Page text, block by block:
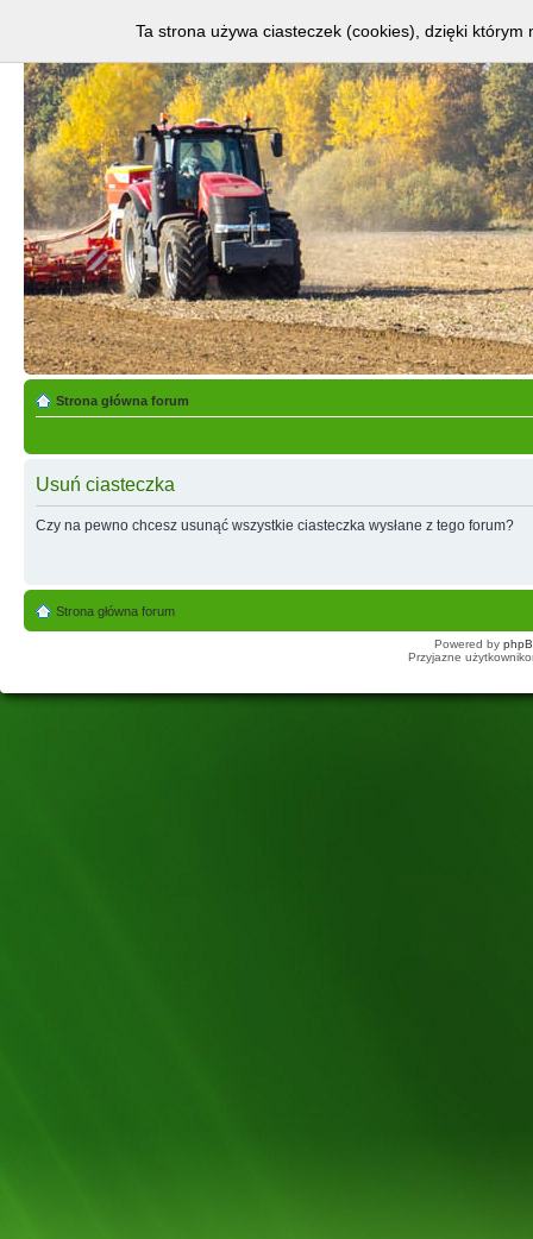
Strona główna forum
Usuń ciasteczka
Czy na pewno chcesz usunąć wszystkie ciasteczka wysłane z tego forum?
Strona główna forum
Powered by
Przyjazne
Ta strona używa ciasteczek (cookies), dzięki którym